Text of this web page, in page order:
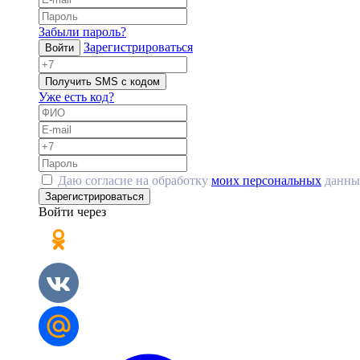
Забыли пароль?
Войти Зарегистрироваться
Получить SMS с кодом
Уже есть код?
Даю согласие на обработку моих персональных
Зарегистрироваться
Войти через